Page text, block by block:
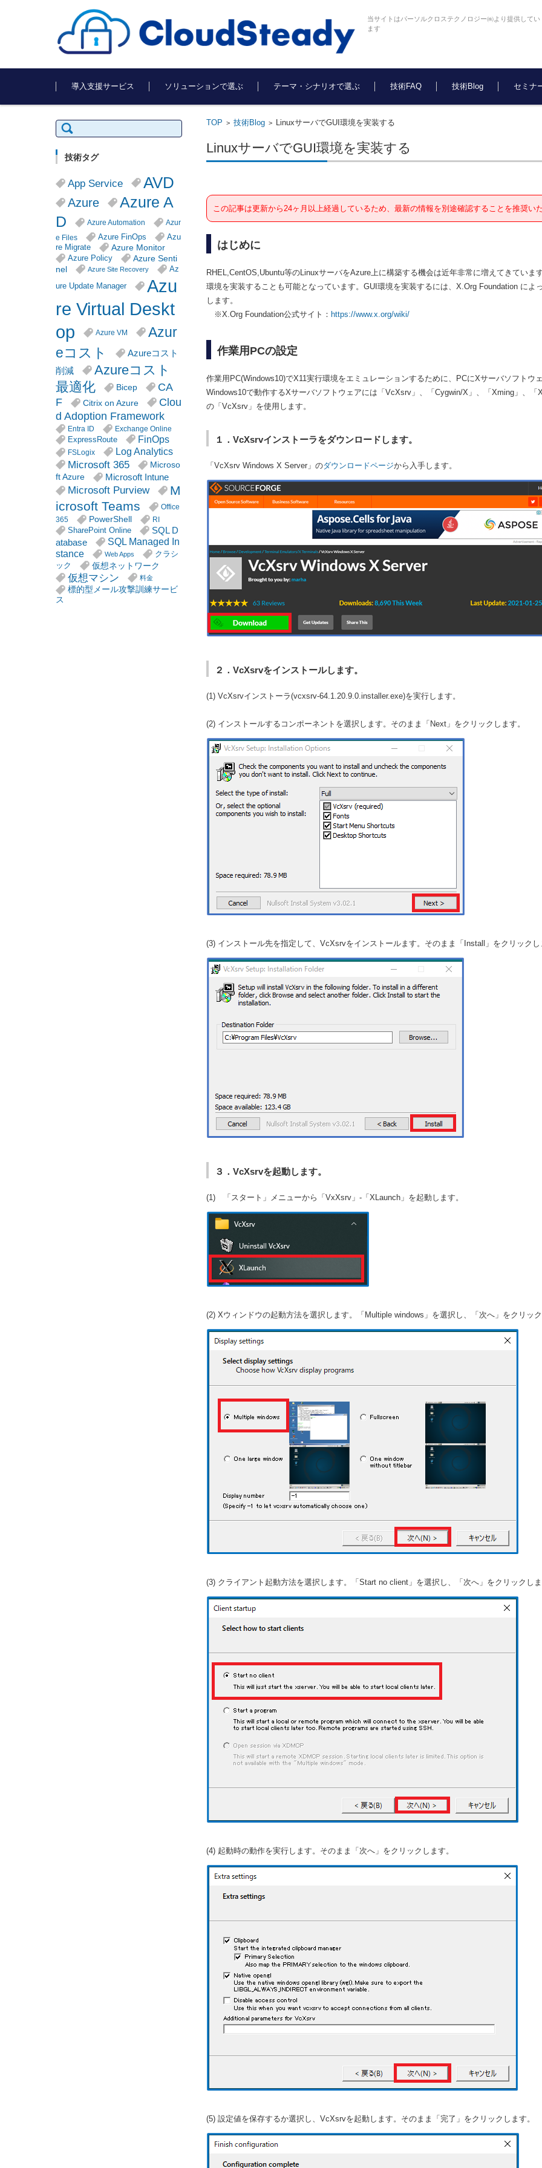
当サイトはパーソルクロステクノロジー㈱より提供してい
ます
コンテンツに移動
導入支援サービス
ソリューションで選ぶ テーマ・シナリオで選ぶ 技術FAQ 技術Blog セミナ
TOP > 技術Blog> LinuxサーバでGUI環境を実装する
LinuxサーバでGUI環境を実装する
この記事は更新から24ヶ月以上経過しているため、最新の情報を別途確認することを推奨い
はじめに
RHEL,CentOS,Ubuntu等のLinuxサーバをAzure上に構築する機会は近年非常に増えてきてい
環境を実装することも可能となっています。GUI環境を実装するには、X.Org Foundation に
します。
※X.Org Foundation公式サイト： https://www.x.org/wiki/
作業用PCの設定
作業用PC(Windows10)でX11実行環境をエミュレーションするために、PCにXサーバソフトウ
Windows10で動作するXサーバソフトウェアには「VcXsrv」、「Cygwin/X」、「Xming」、
の「VcXsrv」を使用します。
１．VcXsrvインストーラをダウンロードします。
「VcXsrv Windows X Server」のダウンロードページから入手します。
２．VcXsrvをインストールします。
(1) VcXsrvインストーラ(vcxsrv-64.1.20.9.0.installer.exe)を実行します。
(2) インストールするコンポーネントを選択します。そのまま「Next」をクリックします。
(3) インストール先を指定して、VcXsrvをインストールます。そのまま「Install」をクリックし
３．VcXsrvを起動します。
(1) 「スタート」メニューから「VxXsrv」-「XLaunch」を起動します。
(2) Xウィンドウの起動方法を選択します。「Multiple windows」を選択し、「次へ」をクリッ
(3) クライアント起動方法を選択します。「Start no client」を選択し、「次へ」をクリックし
(4) 起動時の動作を実行します。そのまま「次へ」をクリックします。
(5) 設定値を保存するか選択し、VcXsrvを起動します。そのまま「完了」をクリックします。
検
索:
技術タグ
App Service AVD
Azure
Azure A
D
Azure Automation
Azur
e Files
Azure FinOps
Azu
re Migrate
Azure Monitor
Azure Policy
Azure Senti
nel
Azure Site Recovery
Az
ure Update Manager
Azu
re Virtual Deskt
op
Azure VM
Azur
eコスト
Azureコスト
削減
Azureコスト
最適化
Bicep
CA
F
Citrix on Azure
Clou
d Adoption Framework
Entra ID Exchange Online
ExpressRoute FinOps
FSLogix Log Analytics
Microsoft 365
Microso
ft Azure
Microsoft Intune
Microsoft Purview
M
icrosoft Teams
Office
365
PowerShell RI
SharePoint Online
SQL D
atabase
SQL Managed In
stance
Web Apps
クラシ
ック
仮想ネットワーク
仮想マシン 料金
標的型メール攻撃訓練サービ
ス